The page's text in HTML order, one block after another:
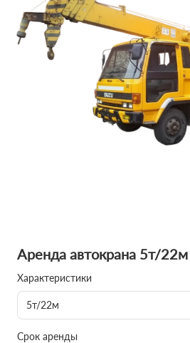
Аренда автокрана 5т/22м
Характеристики
5т/22м
Срок аренды